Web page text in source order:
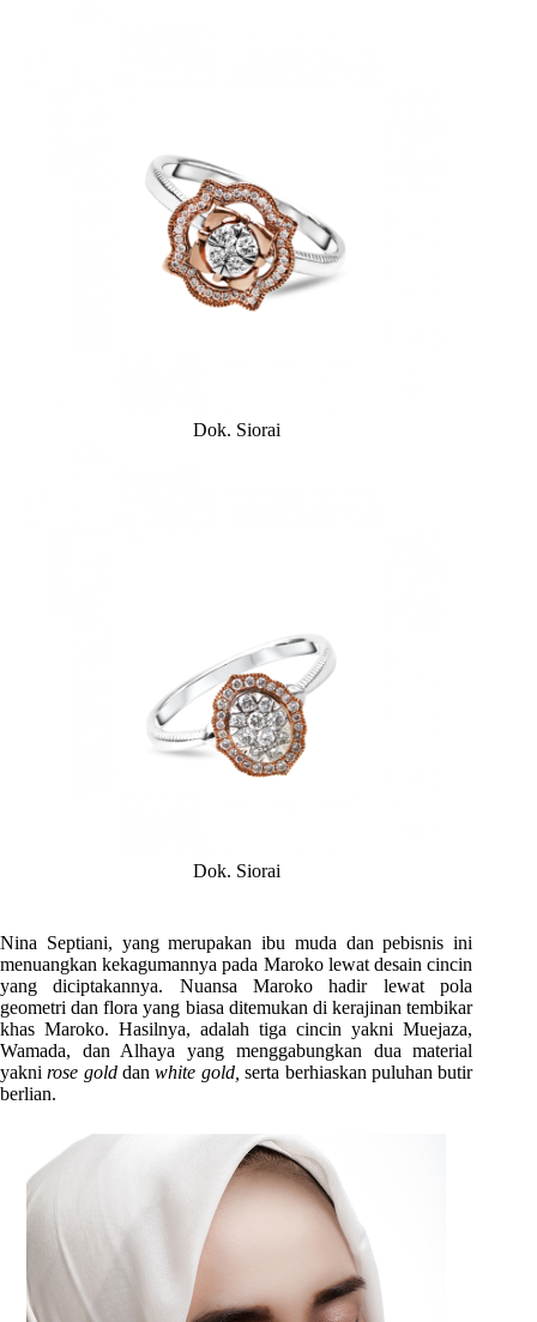
Dok. Siorai
Dok. Siorai
Nina Septiani, yang merupakan ibu muda dan pebisnis ini
menuangkan kekagumannya pada Maroko lewat desain cincin
yang diciptakannya. Nuansa Maroko hadir lewat pola
geometri dan flora yang biasa ditemukan di kerajinan tembikar
khas Maroko. Hasilnya, adalah tiga cincin yakni Muejaza,
Wamada, dan Alhaya yang menggabungkan dua material
yaknirose golddanwhite gold,serta berhiaskan puluhan butir
berlian.